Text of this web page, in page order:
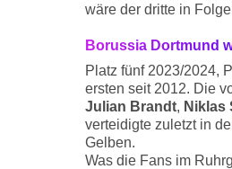
wäre der dritte in
Borussia Dortmund
Platz fünf 2023/2024,
ersten seit 2012. Die
Julian Brandt, Niklas
verteidigte zuletzt in
Gelben.
Was die Fans im